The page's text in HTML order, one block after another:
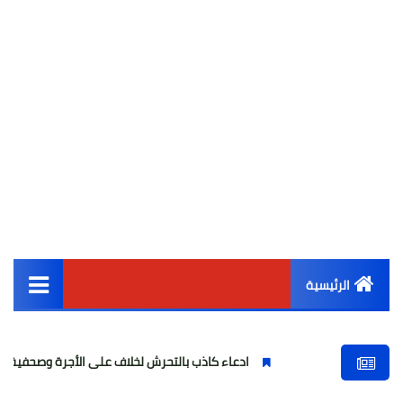
الرئيسية
أخبار مصر
ادعاء كاذب بالتحرش لخلاف على الأجرة وصحفية وهمية